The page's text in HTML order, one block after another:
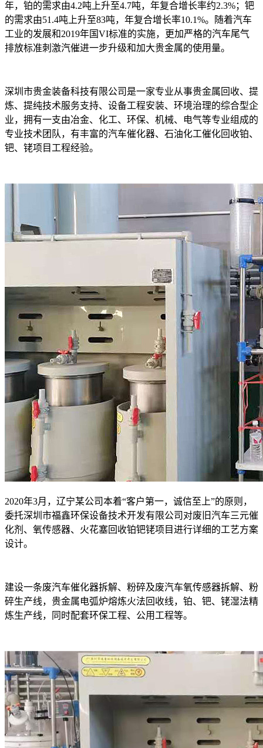
年，铂的需求由4.2吨上升至4.7吨，年复合增长率约2.3%；钯
的需求由51.4吨上升至83吨，年复合增长率10.1%。随着汽车
工业的发展和2019年国VI标准的实施，更加严格的汽车尾气
排放标准刺激汽催进一步升级和加大贵金属的使用量。
深圳市贵金装备科技有限公司是一家专业从事贵金属回收、提
炼、提纯技术服务支持、设备工程安装、环境治理的综合型企
业，拥有一支由冶金、化工、环保、机械、电气等专业组成的
专业技术团队，有丰富的汽车催化器、石油化工催化回收铂、
钯、铑项目工程经验。
2020年3月，辽宁某公司本着“客户第一，诚信至上”的原则，
委托深圳市福鑫环保设备技术开发有限公司对废旧汽车三元催
化剂、氧传感器、火花塞回收铂钯铑项目进行详细的工艺方案
设计。
建设一条废汽车催化器拆解、粉碎及废汽车氧传感器拆解、粉
碎生产线，贵金属电弧炉熔炼火法回收线，铂、钯、铑湿法精
炼生产线，同时配套环保工程、公用工程等。